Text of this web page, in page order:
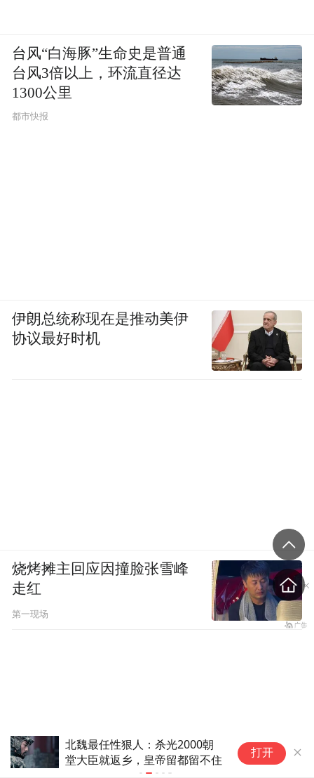
北魏最任性狠人：杀光2000朝
堂大臣就返乡，皇帝留都留不住
打开
台风“白海豚”生命史是普通
台风3倍以上，环流直径达
1300公里
都市快报
伊朗总统称现在是推动美伊
协议最好时机
烧烤摊主回应因撞脸张雪峰
走红
第一现场